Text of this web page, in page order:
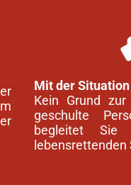
Mit der
Kein Grund
geschulte
begleitet Sie